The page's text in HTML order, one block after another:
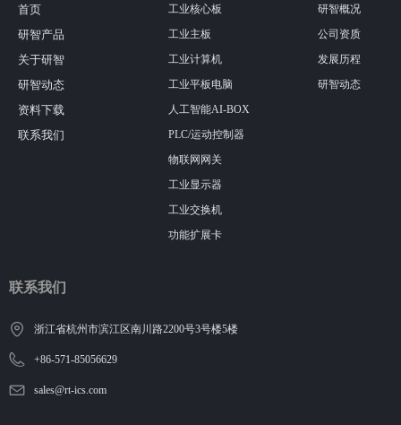
首页
研智产品
关于研智
研智动态
资料下载
联系我们
工业核心板
工业主板
工业计算机
工业平板电脑
人工智能AI-BOX
PLC/运动控制器
物联网网关
工业显示器
工业交换机
功能扩展卡
研智概况
公司资质
发展历程
研智动态
联系我们
浙江省杭州市滨江区南川路2200号3号楼5楼
+86-571-85056629
sales@rt-ics.com